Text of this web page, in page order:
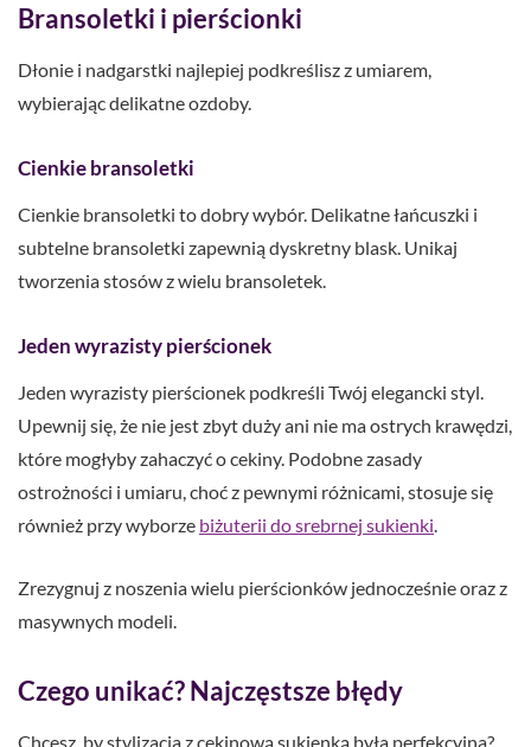
Bransoletki i pierścionki
Dłonie i nadgarstki najlepiej podkreślisz z umiarem,
wybierając delikatne ozdoby.
Cienkie bransoletki
Cienkie bransoletki to dobry wybór. Delikatne łańcuszki i
subtelne bransoletki zapewnią dyskretny blask. Unikaj
tworzenia stosów z wielu bransoletek.
Jeden wyrazisty pierścionek
Jeden wyrazisty pierścionek podkreśli Twój elegancki styl.
Upewnij się, że nie jest zbyt duży ani nie ma ostrych krawędzi,
które mogłyby zahaczyć o cekiny. Podobne zasady
ostrożności i umiaru, choć z pewnymi różnicami, stosuje się
również przy wyborze biżuterii do srebrnej sukienki.
Zrezygnuj z noszenia wielu pierścionków jednocześnie oraz z
masywnych modeli.
Czego unikać? Najczęstsze błędy
Chcesz, by stylizacja z cekinową sukienką była perfekcyjna?